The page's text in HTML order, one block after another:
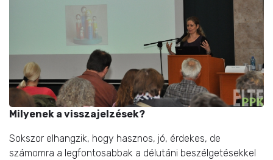
Milyenek a visszajelzések?
Sokszor elhangzik, hogy hasznos, jó, érdekes, de
számomra a legfontosabbak a délutáni beszélgetésekkel